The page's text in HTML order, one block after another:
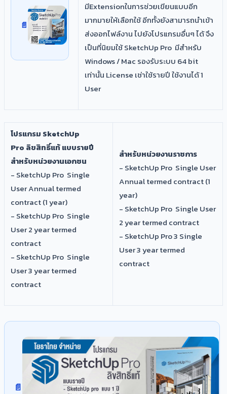
มีExtensionในการช่วยเขียนแบบอีก
มากมายให้เลือกใช้ อีกทั้งยังสามารถนำเข้า
ส่งออกไฟล์งาน ไปยังโปรแกรมอื่นๆ ได้ จึง
เป็นที่นิยมใช้ SketchUp Pro มีสำหรับ
Windows / Mac รองรับระบบ 64 bit
เท่านั้น License เช่าใช้รายปี ใช้งานได้ 1
User
โปรแกรม SketchUp
Pro ลิขสิทธิ์แท้แบบรายปี
สำหรับหน่วยงานเอกชน
- SketchUp Pro Single
User Annual termed
contract (1 year)
- SketchUp Pro Single
User 2 year termed
contract
- SketchUp Pro Single
User 3 year termed
contract
สำหรับหน่วยงานราชการ
- SketchUp Pro Single User
Annual termed contract (1
year)
- SketchUp Pro Single User
2 year termed contract
- SketchUp Pro 3 Single
User 3 year termed
contract